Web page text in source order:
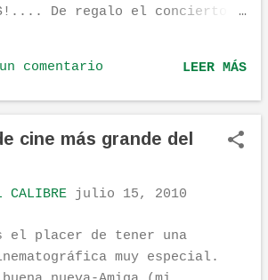
De regalo el concierto
comentario
LEER MÁS
cine más grande del
CALIBRE julio 15, 2010
el placer de tener una
muy especial.